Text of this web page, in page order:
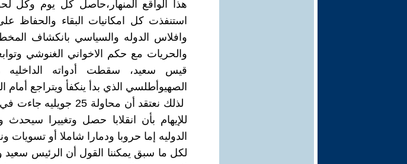
‏هذا الواقع المنهار،حاصل كل يوم وكل
استنفذت كل امكانيات البقاء والحفاظ
وافلاس الدوله والسياسي بانكشاف
والحريات مع حكم الاخواني الغنوشي
قيس سعيد، سقطت أدواته الداخليه
الصهيوأطلسي الذي بدأ ينكفأ ويتراجع أمام
لذلك نعتقد أن محاولة
للإيهام بأن انقلابا حصل وتغييرا
الدوليه إما حروبا ودمارا شاملا أو تسويات
‏لكل ما سبق يمكننا القول أن الرئيس